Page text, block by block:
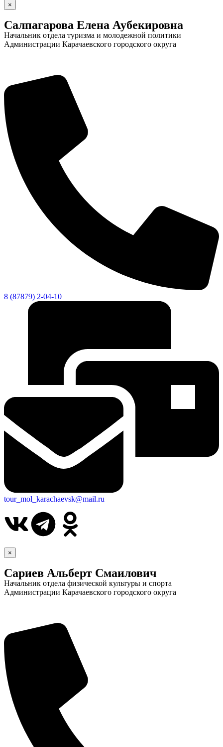
×
Салпагарова Елена Аубекировна
Начальник отдела туризма и молодежной политики
Администрации Карачаевского городского округа
8 (87879) 2-04-10
tour_mol_karachaevsk@mail.ru
×
Сариев Альберт Смаилович
Начальник отдела физической культуры и спорта
Администрации Карачаевского городского округа